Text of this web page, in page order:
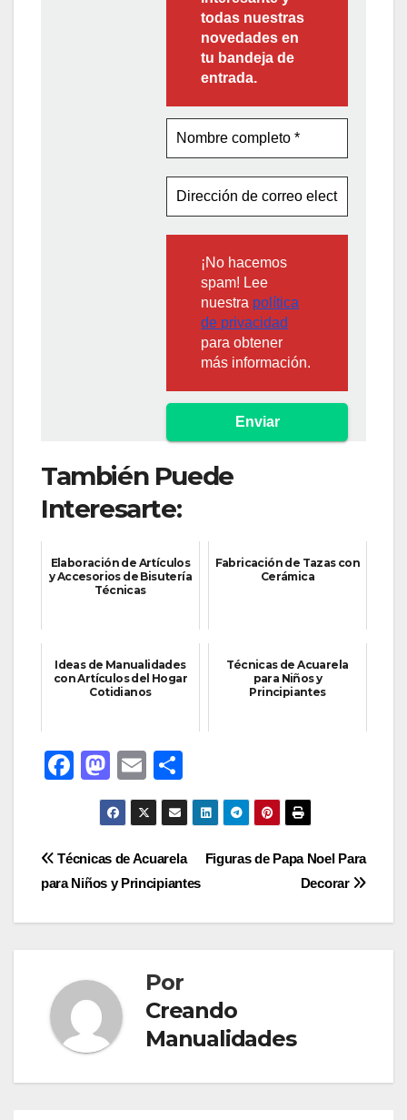
todas nuestras
novedades en
tu bandeja de
entrada.
¡No hacemos
spam! Lee
nuestra política
de privacidad
para obtener
más información.
También Puede
Interesarte:
Elaboración de Artículos
y Accesorios de Bisutería
Técnicas
Fabricación de Tazas con
Cerámica
Ideas de Manualidades
con Artículos del Hogar
Cotidianos
Técnicas de Acuarela
para Niños y
Principiantes
F
e
b
M
a
st
o
d
E
m
ail
o
m
p
ar
Navegación
de
Figuras de Papa Noel Para
Decorar
Técnicas de Acuarela
para Niños y Principiantes
Por
Creando
Manualidades